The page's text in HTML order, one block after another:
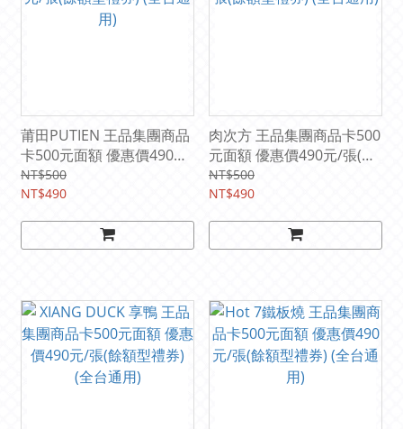
莆田PUTIEN 王品集團商品
卡500元面額 優惠價490元/
張(餘額型禮券) (全台通用)
NT$500
NT$490
肉次方 王品集團商品卡500
元面額 優惠價490元/張(餘
額型禮券) (全台通用)
NT$500
NT$490